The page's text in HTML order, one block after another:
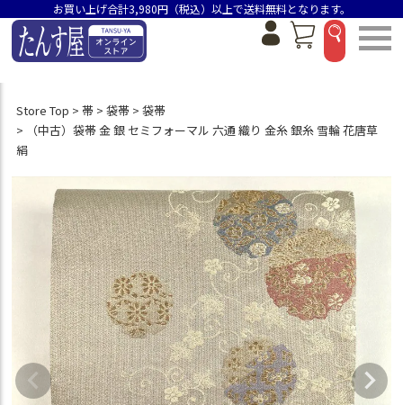
お買い上げ合計3,980円（税込）以上で送料無料となります。
Store Top 帯 袋帯
袋帯
（中古）袋帯 金 銀 セミフォーマル 六通 織り 金糸 銀糸 雪輪 花唐草
絹